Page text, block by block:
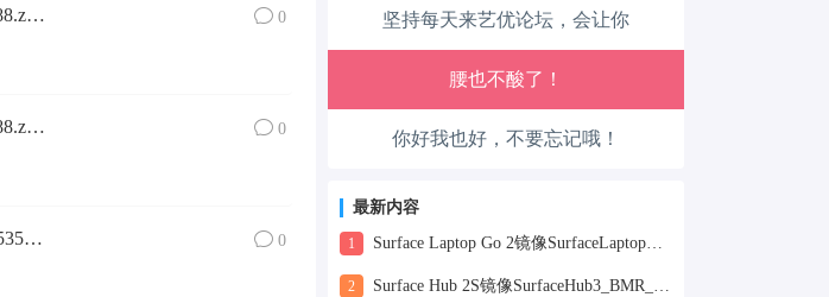
坚持每天来艺优论坛，会让你
腿也不痛了！
腰也不酸了！
工作也轻松了！
你好我也好，不要忘记哦！
最新内容
1 Surface Laptop Go 2镜像SurfaceLaptopGo2_BMR_42032_2026.507.11898505.zip网盘下载
2 Surface Hub 2S镜像SurfaceHub3_BMR_155000_2026.420.11870147.zip网盘下载
Surface Pro 8镜像SurfacePro8_BMR_16020_2026.119.11850088.zip网盘下载 0
Surface Pro 8镜像SurfacePro8_BMR_12010_2026.119.11850088.zip网盘下载 0
Surface Pro 8镜像SurfacePro8_BMR_186020_2025.1218.11375359.zip网盘下载 0